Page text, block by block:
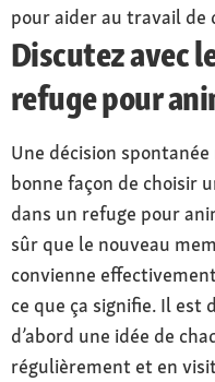
pour aider au travail de
Discutez avec
refuge pour
Une décision
bonne façon de choisir
dans un refuge pour
sûr que le nouveau
convienne
ce que ça signifie. Il est
d’abord une idée de
régulièrement et en